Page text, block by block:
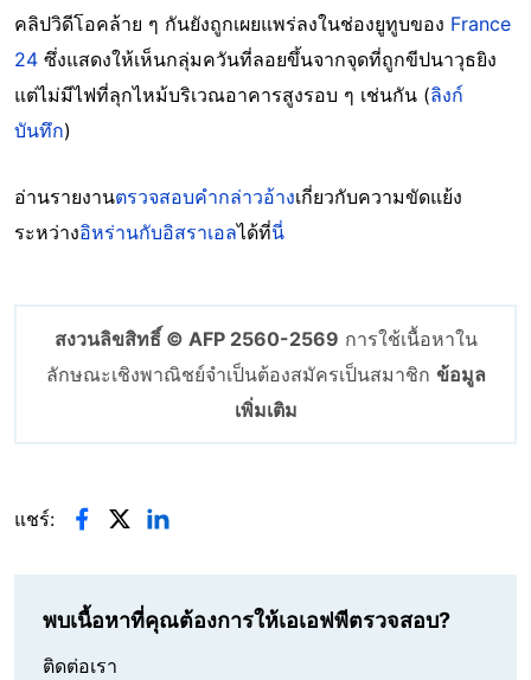
คลิปวิดีโอคล้าย ๆ กันยังถูกเผยแพร่ลงในช่องยูทูบของ France
24 ซึ่งแสดงให้เห็นกลุ่มควันที่ลอยขึ้นจากจุดที่ถูกขีปนาวุธยิง
แต่ไม่มีไฟที่ลุกไหม้บริเวณอาคารสูงรอบ ๆ เช่นกัน (ลิงก์
บันทึก)
อ่านรายงานตรวจสอบคำกล่าวอ้างเกี่ยวกับความขัดแย้ง
ระหว่างอิหร่านกับอิสราเอลได้ที่นี่
สงวนลิขสิทธิ์ © AFP 2560-2569 การใช้เนื้อหาใน
ลักษณะเชิงพาณิชย์จำเป็นต้องสมัครเป็นสมาชิก ข้อมูล
เพิ่มเติม
แชร์:
พบเนื้อหาที่คุณต้องการให้เอเอฟพีตรวจสอบ?
ติดต่อเรา